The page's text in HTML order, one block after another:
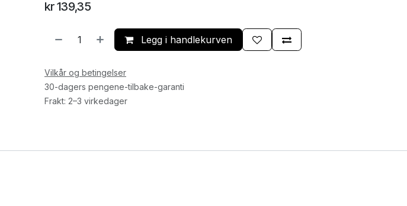
kr139,35
Legg i handlekurven
Vilkår og betingelser
30-dagers pengene-tilbake-garanti
Frakt: 2–3 virkedager